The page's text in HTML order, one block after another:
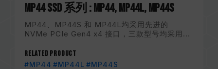
MP44 SSD 系列 : MP44, MP44L, MP44S
MP44、MP44S 和 MP44L均采用先进的
NVMe PCIe Gen4 x4 接口，三款型号均采用...
Related Product
#MP44 #MP44L #MP44S